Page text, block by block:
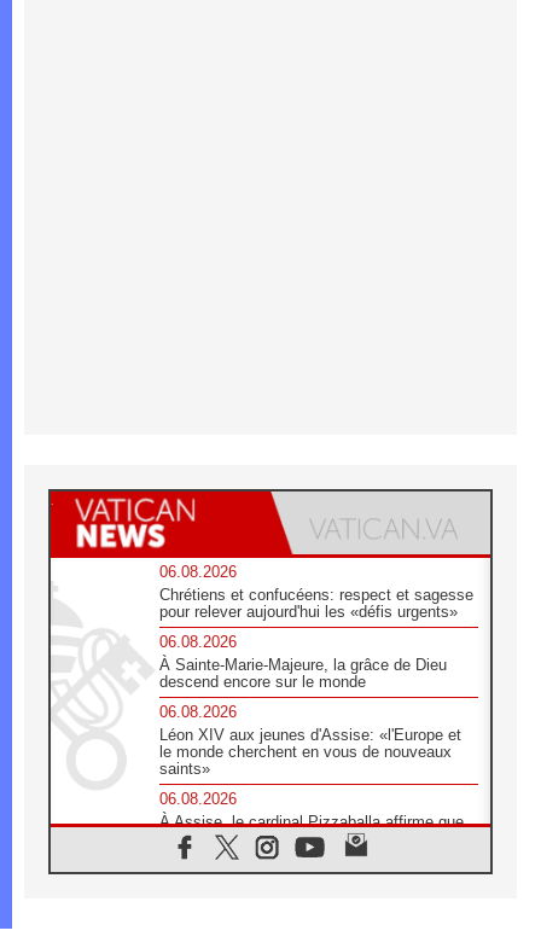
06.08.2026
Chrétiens et confucéens: respect et sagesse
pour relever aujourd'hui les «défis urgents»
06.08.2026
À Sainte-Marie-Majeure, la grâce de Dieu
descend encore sur le monde
06.08.2026
Léon XIV aux jeunes d'Assise: «l'Europe et
le monde cherchent en vous de nouveaux
saints»
06.08.2026
À Assise, le cardinal Pizzaballa affirme que
«les chrétiens veulent la paix»
06.08.2026